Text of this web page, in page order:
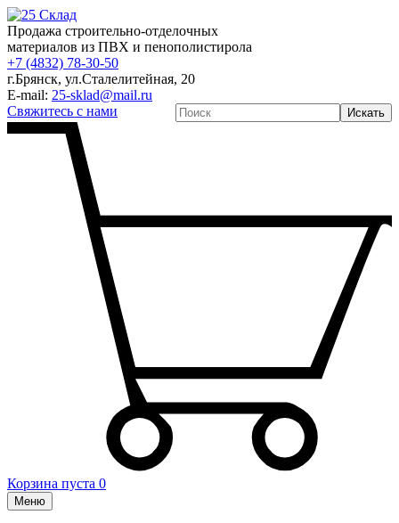
Продажа строительно-отделочных
материалов из ПВХ и пенополистирола
+7 (4832) 78-30-50
г.Брянск, ул.Сталелитейная, 20
E-mail: 25-sklad@mail.ru
Свяжитесь с нами
Искать
Корзина пуста 0
Меню